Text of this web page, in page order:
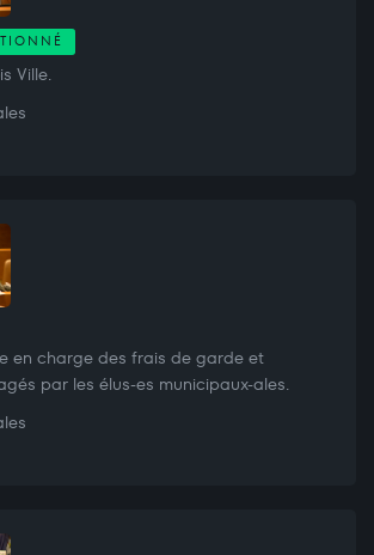
Ville.
en charge des frais de garde et
par les élus-es municipaux-ales.